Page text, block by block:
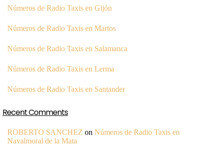
Números de Radio Taxis en Gijón
Números de Radio Taxis en Martos
Números de Radio Taxis en Salamanca
Números de Radio Taxis en Lerma
Números de Radio Taxis en Santander
Recent Comments
ROBERTO SANCHEZ on Números de Radio Taxis en
Navalmoral de la Mata